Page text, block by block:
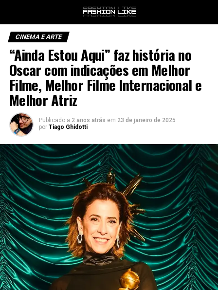
CINEMA E ARTE
“Ainda Estou Aqui” faz história no
Oscar com indicações em Melhor
Filme, Melhor Filme Internacional e
Melhor Atriz
Publicado a 2 anos atrás em 23 de janeiro de 2025
por Tiago Ghidotti